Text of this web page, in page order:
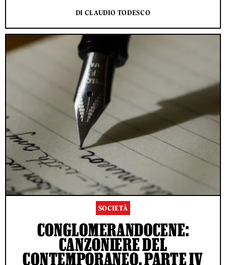
DI CLAUDIO TODESCO
SOCIETÀ
CONGLOMERANDOCENE:
CANZONIERE DEL
CONTEMPORANEO, PARTE IV